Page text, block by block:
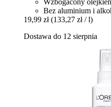
Wzbogacony
Bez aluminium i
19,99 zł (133,27 zł / l)
Dostawa do 12 sierpnia